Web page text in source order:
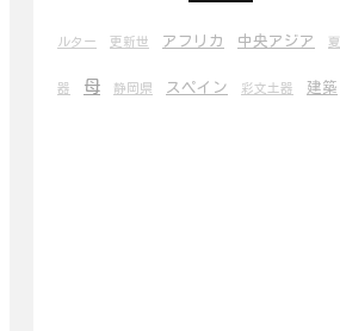
ルター 更新世 アフリカ 中央アジア 夏
器 母 静岡県 スペイン 彩文土器 建築